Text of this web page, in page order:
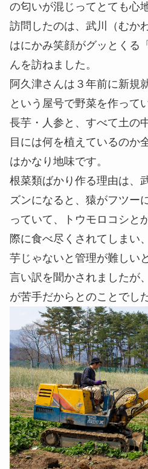
の匂いが混じってとても心
訪問したのは、武川（むか
はにかみ笑顔がグッとくる
んを訪ねました。
阿久津さんは３年前に新規
という屋号で野菜を作って
長芋・人参と、すべて土の
目には何を植えているのか
はかなり地味です。
根菜類ばかり作る理由は、
ズンになると、猿がフツー
っていて、トウモロコシと
際に食べ尽くされてしまい
芋じゃないと管理が難しい
言い訳を聞かされましたが
が苦手だからとのことでし